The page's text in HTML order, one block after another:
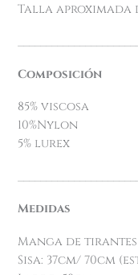
Talla aproximada
Composición
85% viscosa
10%Nylon
5% lurex
Medidas
Manga de tirantes
Sisa: 37cm/ 70cm